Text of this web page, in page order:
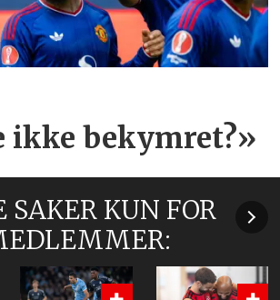
ikke bekymret?»
SAKER KUN FOR